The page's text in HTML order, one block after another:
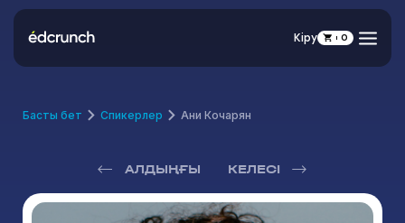
Кіру 0
Басты бет Спикерлер Ани Кочарян
АЛДЫҢҒЫ КЕЛЕСІ